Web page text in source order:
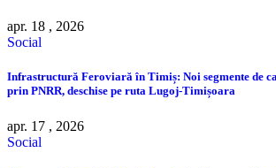
apr. 18 , 2026
Social
Infrastructură Feroviară în Timiș: Noi segmente de
prin PNRR, deschise pe ruta Lugoj-Timișoara
apr. 17 , 2026
Social